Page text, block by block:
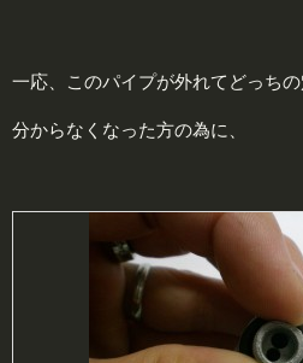
一応、このパイプが外れてどっち
分からなくなった方の為に、